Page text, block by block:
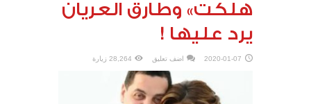
هلكت» وطارق العريان
يرد عليها !
2020-01-07 اضف تعليق 28,264 زيارة